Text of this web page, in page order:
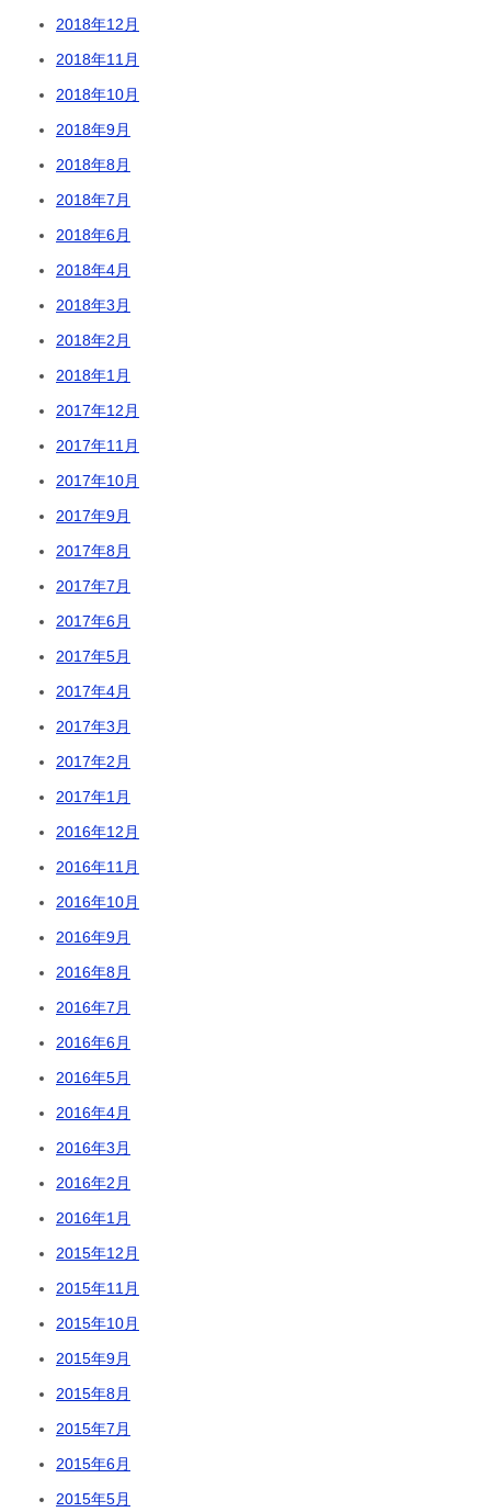
2018年12月
2018年11月
2018年10月
2018年9月
2018年8月
2018年7月
2018年6月
2018年4月
2018年3月
2018年2月
2018年1月
2017年12月
2017年11月
2017年10月
2017年9月
2017年8月
2017年7月
2017年6月
2017年5月
2017年4月
2017年3月
2017年2月
2017年1月
2016年12月
2016年11月
2016年10月
2016年9月
2016年8月
2016年7月
2016年6月
2016年5月
2016年4月
2016年3月
2016年2月
2016年1月
2015年12月
2015年11月
2015年10月
2015年9月
2015年8月
2015年7月
2015年6月
2015年5月